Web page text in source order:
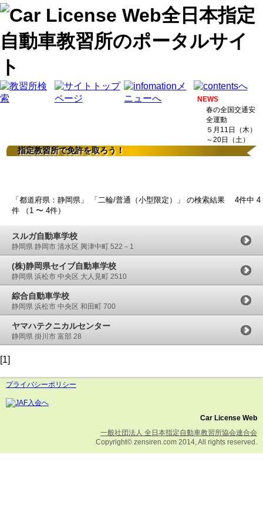
NEWS
春の全国交通安
全運動
５月11日（木）
～20日（土）
指定教習所で免許を取ろう！
「都道府県：静岡県」 「二輪/普通（小型限定）」 の検索結果 4件中 4
件 （1 〜 4件）
スルガ自動車学校
静岡県 静岡市 清水区 興津中町 522－1
(株)静岡県セイブ自動車学校
静岡県 浜松市 中央区 大人見町 2510
綜合自動車学校
静岡県 浜松市 中央区 和田町 700
ヤマハテクニカルセンター
静岡県 掛川市 富部 28
[1]
プライバシーポリシー
Car License Web
一般社団法人 全日本指定自動車教習所協会連合会
Copyright© zensiren.com 2014, All rights reserved.